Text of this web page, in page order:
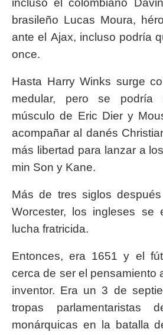
incluso el colombiano
brasileño Lucas Moura,
ante el Ajax, incluso podría
once.
Hasta Harry Winks surge
medular, pero se podría
músculo de Eric Dier y
acompañar al danés
más libertad para lanzar a
min Son y Kane.
Más de tres siglos
Worcester, los ingleses se
lucha fratricida.
Entonces, era 1651 y el
cerca de ser el pensamiento
inventor. Era un 3 de
tropas parlamentaristas
monárquicas en la batalla